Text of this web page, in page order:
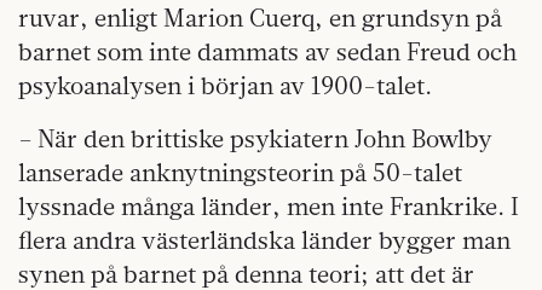
ruvar, enligt Marion Cuerq, en grundsyn på
barnet som inte dammats av sedan Freud och
psykoanalysen i början av 1900-talet.
– När den brittiske psykiatern John Bowlby
lanserade anknytningsteorin på 50-talet
lyssnade många länder, men inte Frankrike. I
flera andra västerländska länder bygger man
synen på barnet på denna teori; att det är